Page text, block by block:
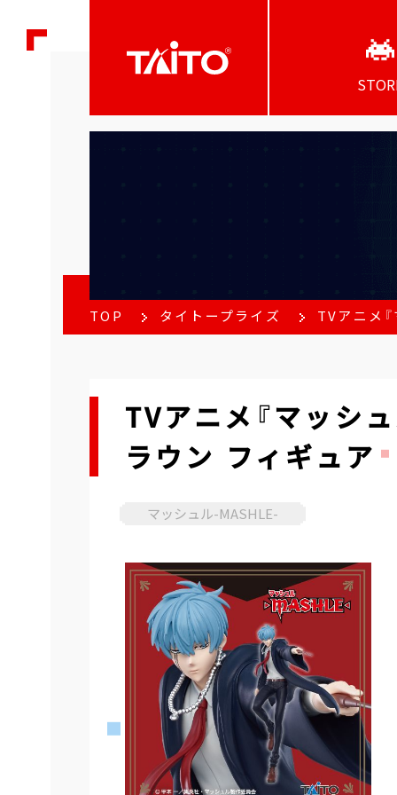
TOP タイトープライズ TVアニメ
TVアニメ『マッシ
ラウン フィギュア
マッシュル-MASHLE-